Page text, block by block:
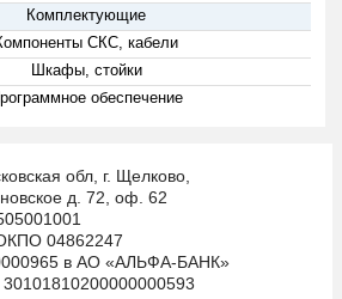
Комплектующие
СКС, кабели
Шкафы, стойки
обеспечение
обл, г. Щелково,
д. 72, оф. 62
04862247
в АО «АЛЬФА-БАНК»